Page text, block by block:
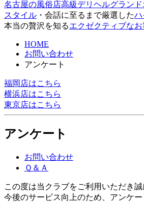
名古屋の風俗店高級デリヘルグラン
スタイル ・会話に至るまで厳選したハ
本当の贅沢を知るエクゼクティブなお
HOME
お問い合わせ
アンケート
福岡店はこちら
横浜店はこちら
東京店はこちら
アンケート
お問い合わせ
Ｑ＆Ａ
この度は当クラブをご利用いただき誠
今後のサービス向上のため、アンケ